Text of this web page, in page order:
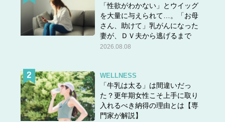
EVERYDAY持ちたくなる！
「性欲がわかない」とウイッグ
を大量に与えられて…。「お母
さん、助けて」乳がんになった
妻が、ＤＶ夫から逃げるまで
2026.08.08
WELLNESS
「牛乳は太る」は間違いだっ
た？更年期女性こそ上手に取り
入れるべき納得の理由とは【専
門家が解説】